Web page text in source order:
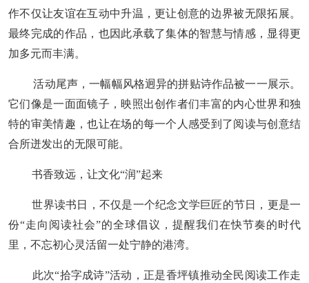
作不仅让友谊在互动中升温，更让创意的边界被无限拓展。
最终完成的作品，也因此承载了集体的智慧与情感，显得更
加多元而丰满。
活动尾声，一幅幅风格迥异的拼贴诗作品被一一展示。
它们像是一面面镜子，映照出创作者们丰富的内心世界和独
特的审美情趣，也让在场的每一个人感受到了阅读与创意结
合所迸发出的无限可能。
书香致远，让文化“润”起来
世界读书日，不仅是一个纪念文学巨匠的节日，更是一
份“走向阅读社会”的全球倡议，提醒我们在快节奏的时代
里，不忘初心灵活留一处宁静的港湾。
此次“拾字成诗”活动，正是香坪镇推动全民阅读工作走